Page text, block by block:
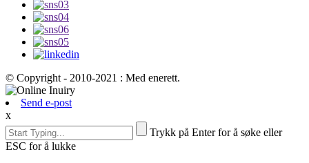
© Copyright - 2010-2021 : Med enerett.
Send e-post
x
Trykk på Enter for å søke eller
ESC for å lukke